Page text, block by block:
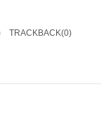
TRACKBACK(0)